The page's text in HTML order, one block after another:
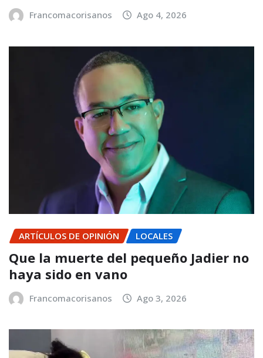
Francomacorisanos Ago 4, 2026
ARTÍCULOS DE OPINIÓN LOCALES
Que la muerte del pequeño Jadier no
haya sido en vano
Francomacorisanos Ago 3, 2026